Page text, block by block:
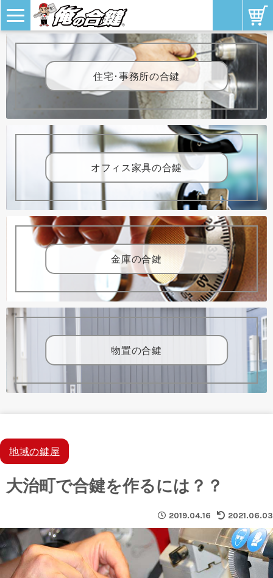
住宅･事務所の合鍵
オフィス家具の合鍵
金庫の合鍵
物置の合鍵
地域の鍵屋
大治町で合鍵を作るには？？
2019.04.16 2021.06.03